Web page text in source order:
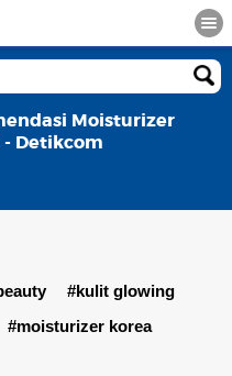
Moisturizer
Detikcom
#kulit glowing
#moisturizer korea